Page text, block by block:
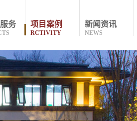
务 项目案例
RCTIVITY
新闻资讯
NEWS